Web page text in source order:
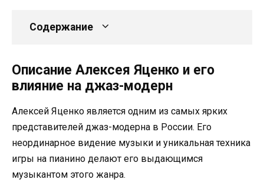
Содержание
Описание Алексея Яценко и его
влияние на джаз-модерн
Алексей Яценко является одним из самых ярких
представителей джаз-модерна в России. Его
неординарное видение музыки и уникальная техника
игры на пианино делают его выдающимся
музыкантом этого жанра.